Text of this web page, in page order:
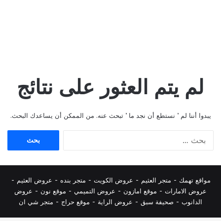
لم يتم العثور على نتائج
يبدوا أننا لم ’ نستطع أن نجد ما ’ تبحث عنه. من الممكن أن يساعدك البحث.
مواقع تهمك - متجر العثيم - عروض الكويت - متجر بنده - عروض العثيم -
عروض الامارات - موقع امازون - عروض التميمي - موقع نون - عروض
الدانوب - صحيفة سبق - عروض الراية - موقع حراج - متجر شي ان